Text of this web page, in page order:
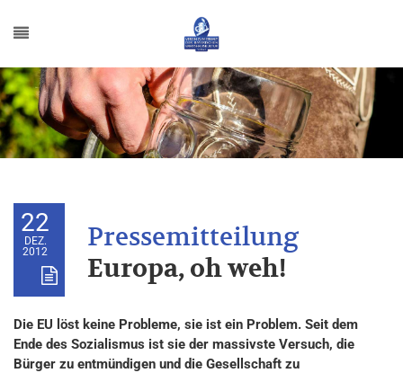
22
DEZ.
2012
Europa, oh weh!
Die EU löst keine Probleme, sie ist ein Problem. Seit dem
Ende des Sozialismus ist sie der massivste Versuch, die
Bürger zu entmündigen und die Gesellschaft zu